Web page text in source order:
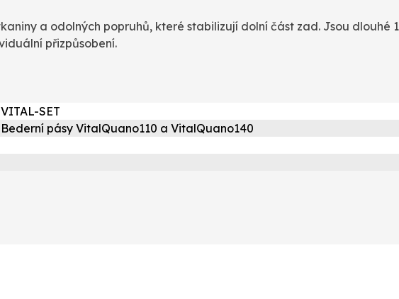
a odolných popruhů, které stabilizují dolní část zad. Jsou dlouhé
přizpůsobení.
VITAL-SET
Bederní pásy VitalQuano110 a VitalQuano140